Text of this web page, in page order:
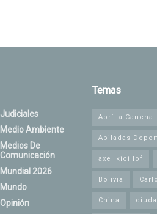
Judiciales
Medio Ambiente
Medios De
Comunicación
Mundial 2026
Mundo
Opinión
Temas
Abrí la Cancha
Apiladas
axel kicillof
Bolivia
China